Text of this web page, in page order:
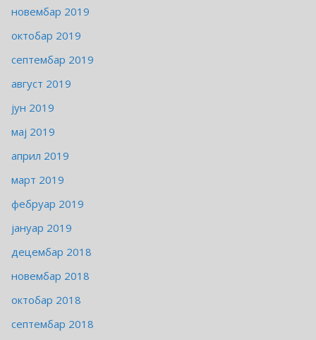
новембар 2019
октобар 2019
септембар 2019
август 2019
јун 2019
мај 2019
април 2019
март 2019
фебруар 2019
јануар 2019
децембар 2018
новембар 2018
октобар 2018
септембар 2018